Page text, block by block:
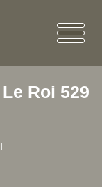
Roi 529